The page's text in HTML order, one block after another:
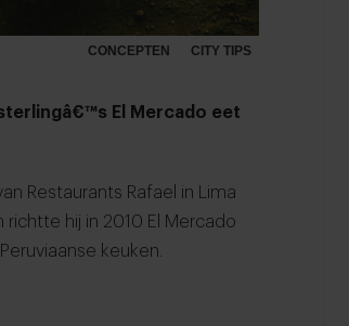
CONCEPTEN CITY TIPS
El Mercado eet
Restaurants Rafael in Lima
hij in 2010 El Mercado
keuken.